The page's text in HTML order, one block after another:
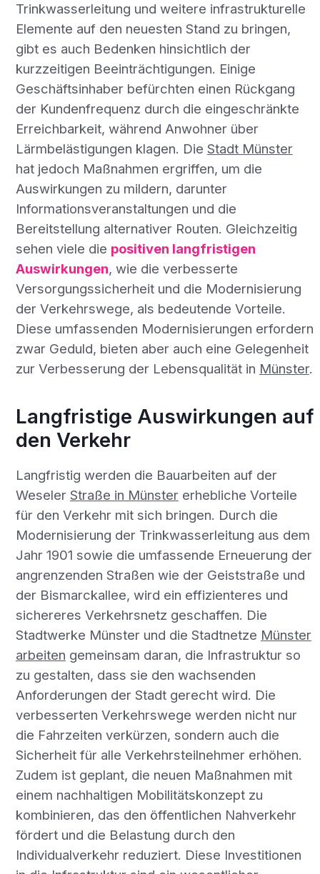
Trinkwasserleitung und weitere infrastrukturelle
Elemente auf den neuesten Stand zu bringen,
gibt es auch Bedenken hinsichtlich der
kurzzeitigen Beeinträchtigungen. Einige
Geschäftsinhaber befürchten einen Rückgang
der Kundenfrequenz durch die eingeschränkte
Erreichbarkeit, während Anwohner über
Lärmbelästigungen klagen. Die Stadt Münster
hat jedoch Maßnahmen ergriffen, um die
Auswirkungen zu mildern, darunter
Informationsveranstaltungen und die
Bereitstellung alternativer Routen. Gleichzeitig
sehen viele die positiven langfristigen
Auswirkungen, wie die verbesserte
Versorgungssicherheit und die Modernisierung
der Verkehrswege, als bedeutende Vorteile.
Diese umfassenden Modernisierungen erfordern
zwar Geduld, bieten aber auch eine Gelegenheit
zur Verbesserung der Lebensqualität in Münster.
Langfristige Auswirkungen auf
den Verkehr
Langfristig werden die Bauarbeiten auf der
Weseler Straße in Münstererhebliche Vorteile
für den Verkehr mit sich bringen. Durch die
Modernisierung der Trinkwasserleitung aus dem
Jahr 1901 sowie die umfassende Erneuerung der
angrenzenden Straßen wie der Geiststraße und
der Bismarckallee, wird ein effizienteres und
sichereres Verkehrsnetz geschaffen. Die
Stadtwerke Münster und die Stadtnetze Münster
arbeiten gemeinsam daran, die Infrastruktur so
zu gestalten, dass sie den wachsenden
Anforderungen der Stadt gerecht wird. Die
verbesserten Verkehrswege werden nicht nur
die Fahrzeiten verkürzen, sondern auch die
Sicherheit für alle Verkehrsteilnehmer erhöhen.
Zudem ist geplant, die neuen Maßnahmen mit
einem nachhaltigen Mobilitätskonzept zu
kombinieren, das den öffentlichen Nahverkehr
fördert und die Belastung durch den
Individualverkehr reduziert. Diese Investitionen